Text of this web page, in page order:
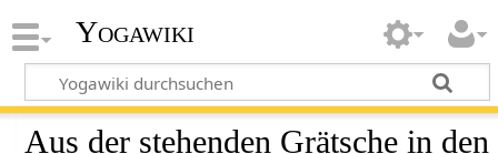
Yogawiki
Aus der stehenden Grätsche in den